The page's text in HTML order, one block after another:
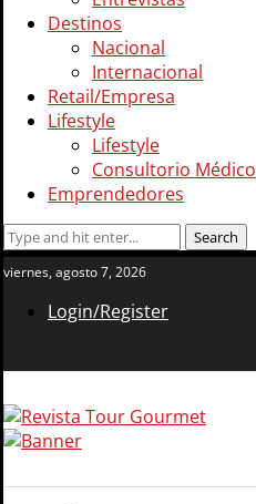
Destinos
Nacional
Internacional
Retail/Empresa
Lifestyle
Lifestyle
Consultorio Médico
Emprendedores
viernes, agosto 7, 2026
Login/Register